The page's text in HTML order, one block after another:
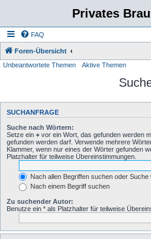
Privates
FAQ
Foren-Übersicht
Unbeantwortete Themen
Aktive Themen
SUCHANFRAGE
Suche nach Wörtern:
Setze ein + vor ein Wort, das gefunden werden
gefunden werden darf. Verwende mehrere
Klammer, wenn nur eines der Wörter gefunden
Platzhalter für teilweise Übereinstimmungen.
Nach allen Begriffen suchen oder
Nach einem Begriff suchen
Zu suchender Autor:
Benutze ein * als Platzhalter für teilweise